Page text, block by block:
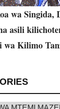
wa Singida,
asili
wa Kilimo